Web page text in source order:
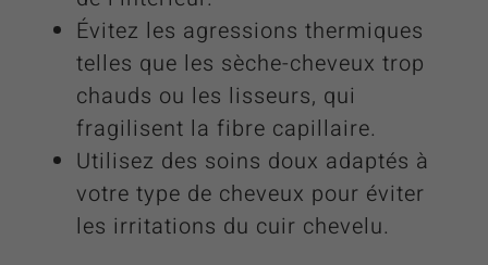
Évitez les agressions thermiques
telles que les sèche-cheveux trop
chauds ou les lisseurs, qui
fragilisent la fibre capillaire.
Utilisez des soins doux adaptés à
votre type de cheveux pour éviter
les irritations du cuir chevelu.